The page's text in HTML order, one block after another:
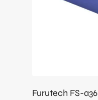
Furutech FS-α36